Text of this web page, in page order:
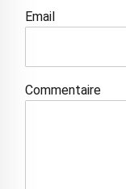
Email
Commentaire